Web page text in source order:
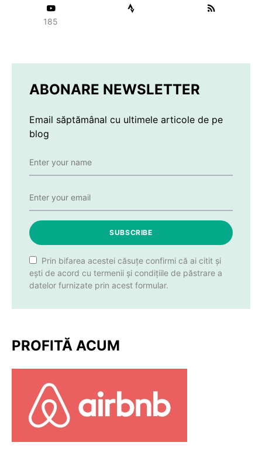
185
ABONARE NEWSLETTER
Email săptămânal cu ultimele articole de pe
blog
SUBSCRIBE
Prin bifarea acestei căsuțe confirmi că ai citit și
ești de acord cu termenii și condițiile de păstrare a
datelor furnizate prin acest formular.
PROFITĂ ACUM